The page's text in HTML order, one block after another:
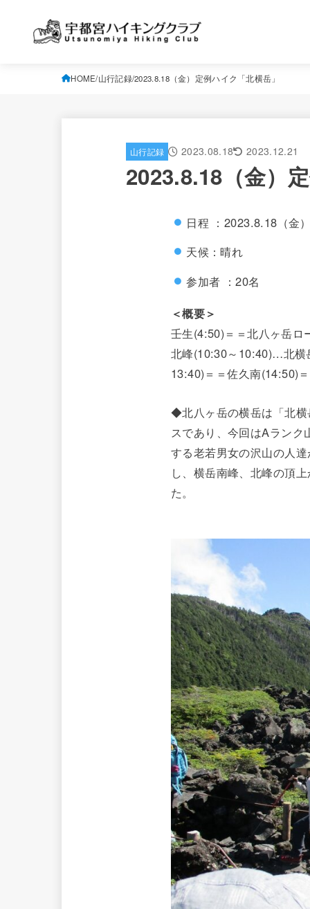
HOME 山行記録 2023.8.18（金）定例ハイク「北横岳」
山行記録 2023.08.18 2023.12.21
2023.8.18（金）
日程 ：2023.8.18（金
天候：晴れ
参加者 ：20名
＜概要＞
壬生(4:50)＝＝北八ヶ岳
北峰(10:30～10:40)…北
13:40)＝＝佐久南(14:50)
◆北八ヶ岳の横岳は「北横
スであり、今回はAラン
する老若男女の沢山の人
し、横岳南峰、北峰の頂
た。